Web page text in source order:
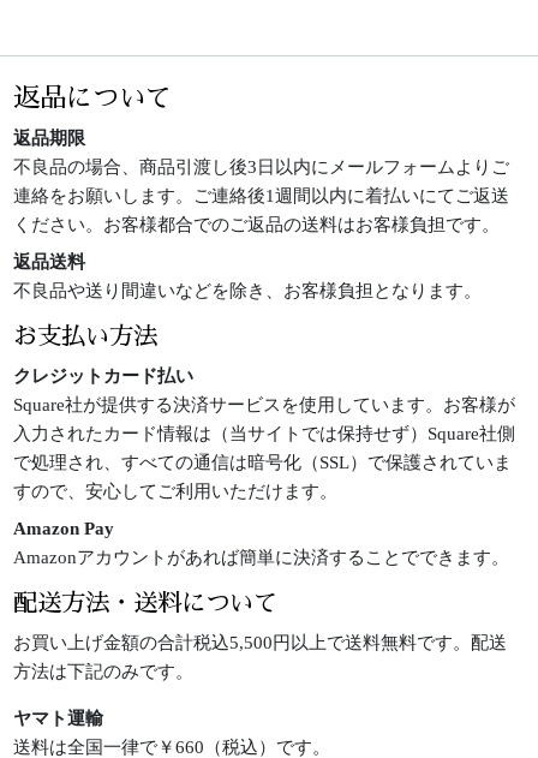
ゲ
ー
シ
ョ
ン
返品について
返品期限
不良品の場合、商品引渡し後3日以内にメールフォームよりご
連絡をお願いします。ご連絡後1週間以内に着払いにてご返送
ください。お客様都合でのご返品の送料はお客様負担です。
返品送料
不良品や送り間違いなどを除き、お客様負担となります。
お支払い方法
クレジットカード払い
Square社が提供する決済サービスを使用しています。お客様が
入力されたカード情報は（当サイトでは保持せず）Square社側
で処理され、すべての通信は暗号化（SSL）で保護されていま
すので、安心してご利用いただけます。
Amazon Pay
Amazonアカウントがあれば簡単に決済することでできます。
配送方法・送料について
お買い上げ金額の合計税込5,500円以上で送料無料です。配送
方法は下記のみです。
ヤマト運輸
送料は全国一律で￥660（税込）です。